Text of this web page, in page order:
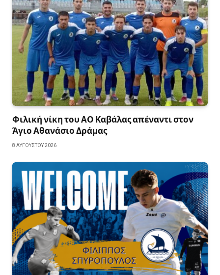
Φιλική νίκη του ΑΟ Καβάλας απέναντι στον
Άγιο Αθανάσιο Δράμας
8 ΑΥΓΟΎΣΤΟΥ 2026